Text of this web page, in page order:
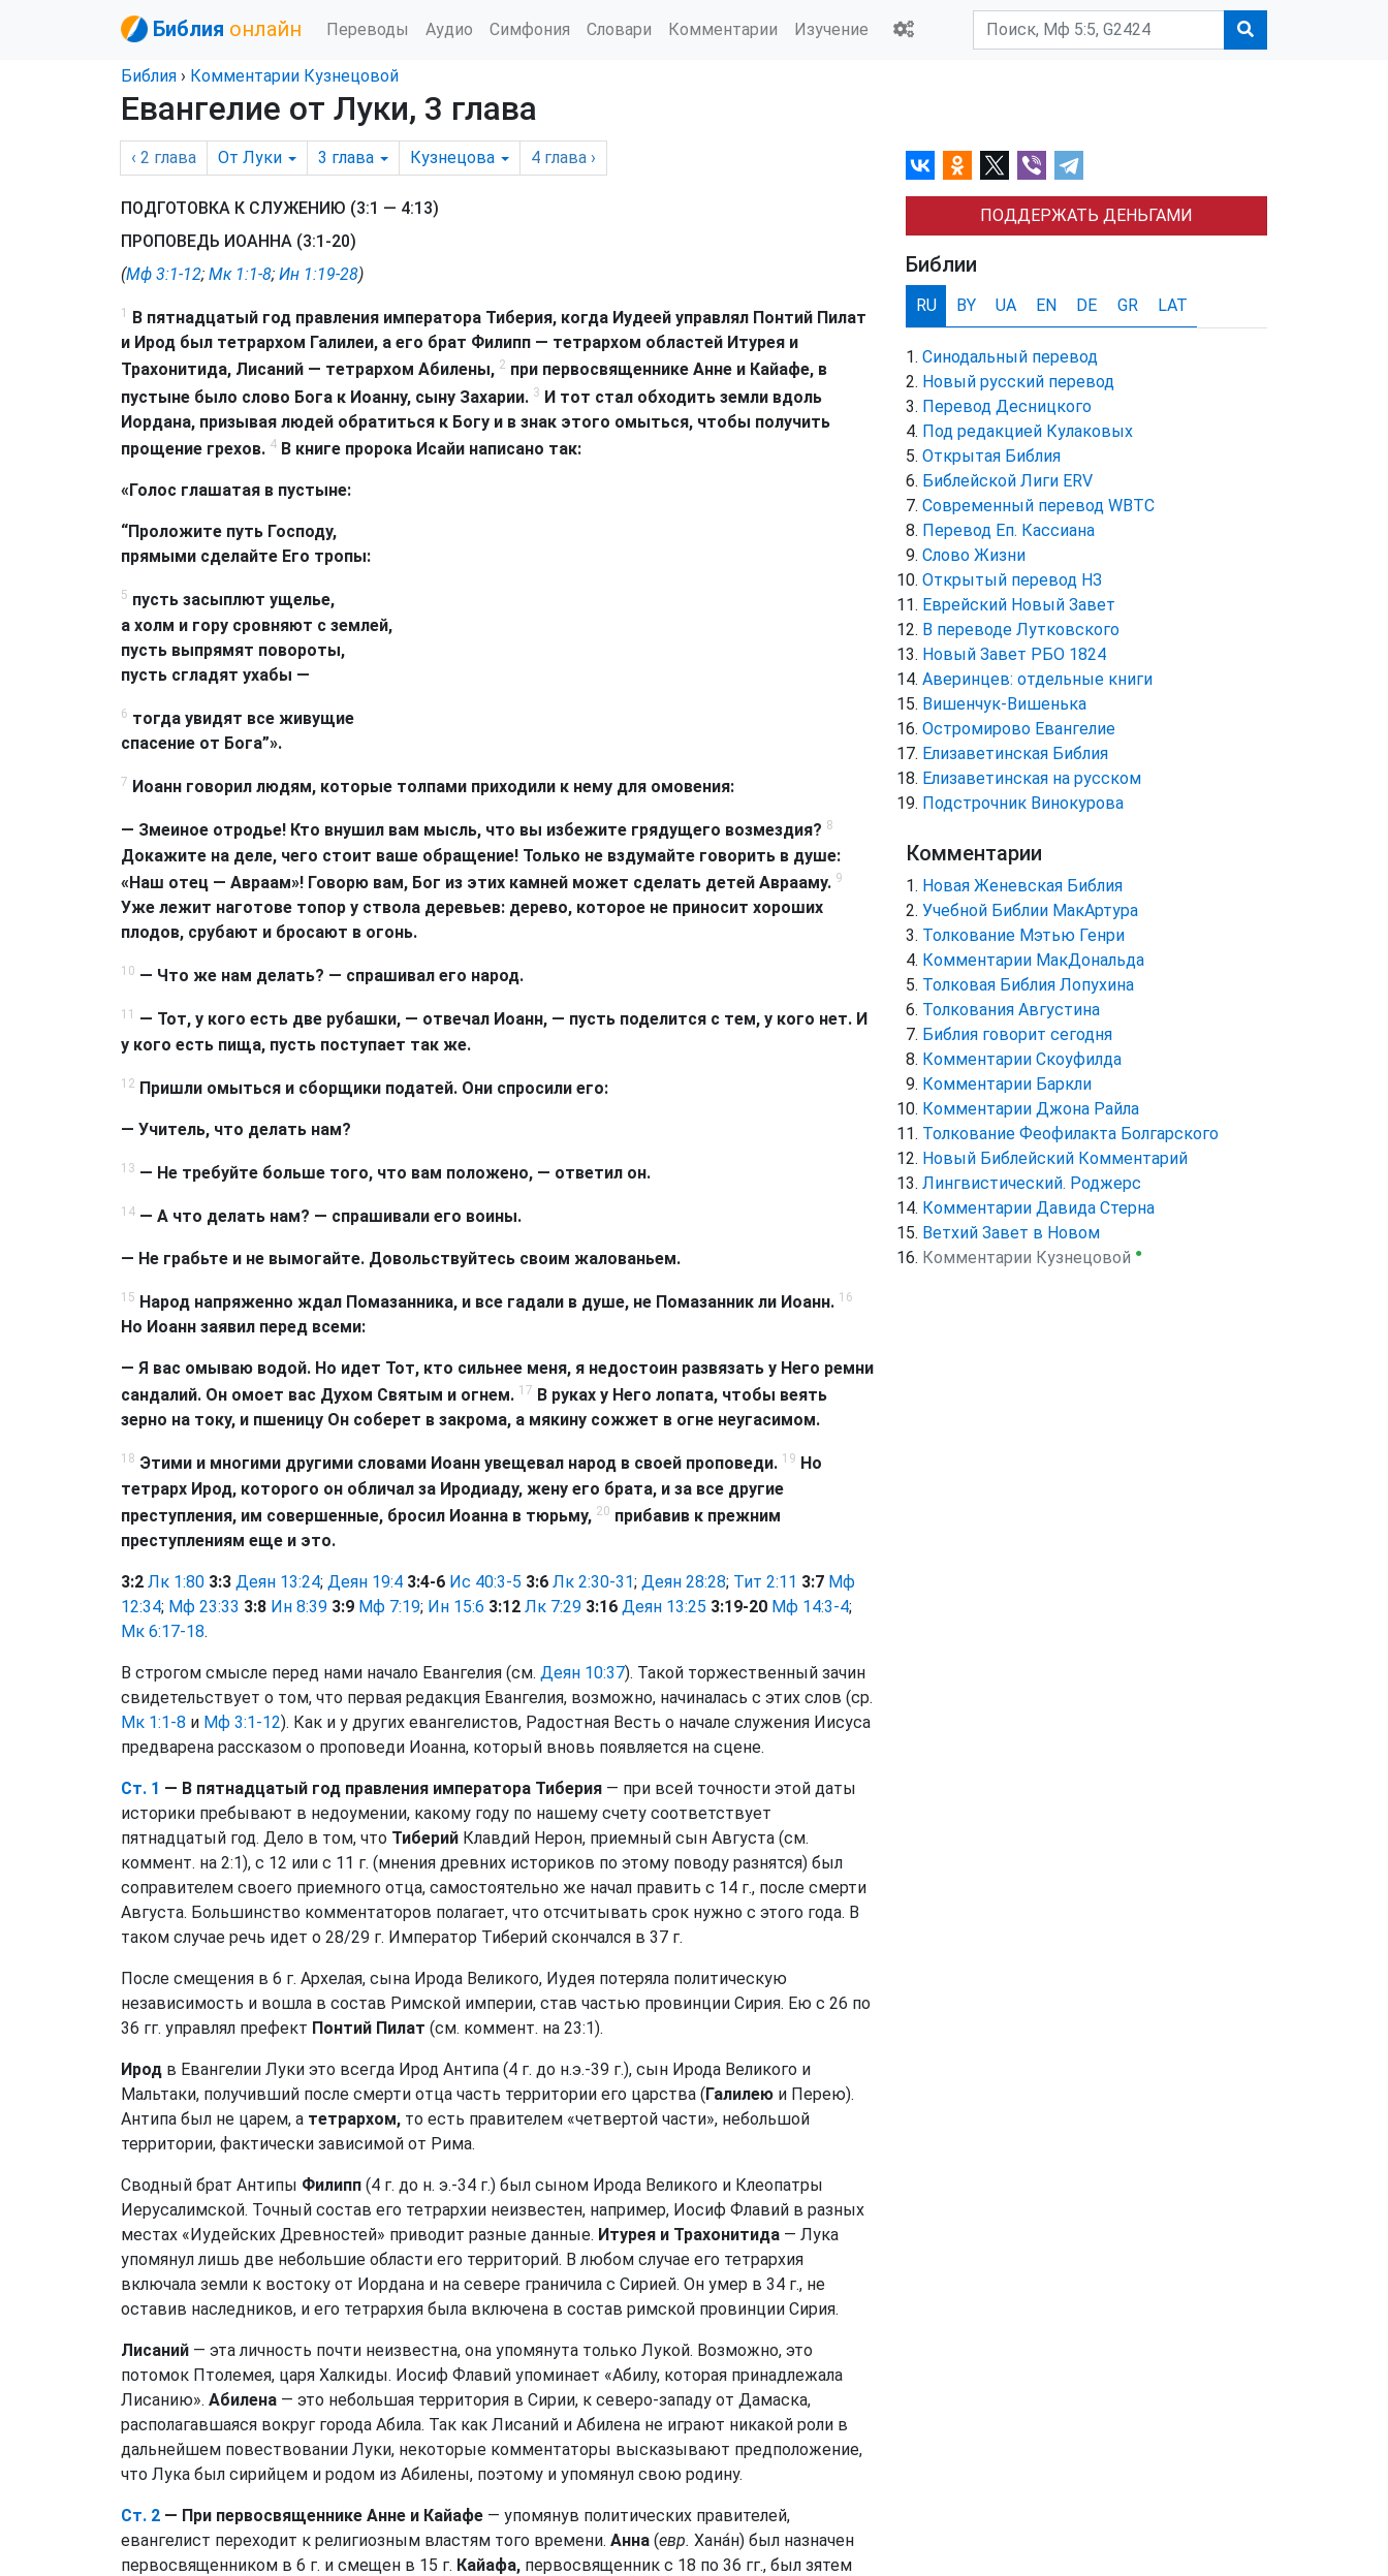
Библия онлайн Переводы Аудио Симфония Словари Комментарии Изучение
Библия › Комментарии Кузнецовой
Евангелие от Луки, 3 глава
‹ 2 глава От Луки 3 глава Кузнецова 4 глава ›
ПОДГОТОВКА К СЛУЖЕНИЮ (3:1 — 4:13)
ПРОПОВЕДЬ ИОАННА (3:1-20)
(Мф 3:1-12; Мк 1:1-8; Ин 1:19-28)
1
В пятнадцатый год правления императора Тиберия, когда Иудеей управлял Понтий Пилат
и Ирод был тетрархом Галилеи, а его брат Филипп — тетрархом областей Итурея и
Трахонитида, Лисаний — тетрархом Абилены, 2 при первосвященнике Анне и Кайафе, в
пустыне было слово Бога к Иоанну, сыну Захарии. 3 И тот стал обходить земли вдоль
Иордана, призывая людей обратиться к Богу и в знак этого омыться, чтобы получить
прощение грехов. 4 В книге пророка Исайи написано так:
«Голос глашатая в пустыне:
“Проложите путь Господу,
прямыми сделайте Его тропы:
5 пусть засыплют ущелье,
а холм и гору сровняют с землей,
пусть выпрямят повороты,
пусть сгладят ухабы —
6 тогда увидят все живущие
спасение от Бога”».
7 Иоанн говорил людям, которые толпами приходили к нему для омовения:
— Змеиное отродье! Кто внушил вам мысль, что вы избежите грядущего возмездия? 8
Докажите на деле, чего стоит ваше обращение! Только не вздумайте говорить в душе:
«Наш отец — Авраам»! Говорю вам, Бог из этих камней может сделать детей Аврааму. 9
Уже лежит наготове топор у ствола деревьев: дерево, которое не приносит хороших
плодов, срубают и бросают в огонь.
10 — Что же нам делать? — спрашивал его народ.
11
— Тот, у кого есть две рубашки, — отвечал Иоанн, — пусть поделится с тем, у кого нет. И
у кого есть пища, пусть поступает так же.
12 Пришли омыться и сборщики податей. Они спросили его:
— Учитель, что делать нам?
13 — Не требуйте больше того, что вам положено, — ответил он.
14 — А что делать нам? — спрашивали его воины.
— Не грабьте и не вымогайте. Довольствуйтесь своим жалованьем.
15 Народ напряженно ждал Помазанника, и все гадали в душе, не Помазанник ли Иоанн. 16
Но Иоанн заявил перед всеми:
— Я вас омываю водой. Но идет Тот, кто сильнее меня, я недостоин развязать у Него ремни
сандалий. Он омоет вас Духом Святым и огнем. 17 В руках у Него лопата, чтобы веять
зерно на току, и пшеницу Он соберет в закрома, а мякину сожжет в огне неугасимом.
18 Этими и многими другими словами Иоанн увещевал народ в своей проповеди. 19 Но
тетрарх Ирод, которого он обличал за Иродиаду, жену его брата, и за все другие
преступления, им совершенные, бросил Иоанна в тюрьму, 20 прибавив к прежним
преступлениям еще и это.
3:2 Лк 1:80 3:3 Деян 13:24; Деян 19:4 3:4-6 Ис 40:3-5 3:6 Лк 2:30-31; Деян 28:28; Тит 2:11 3:7 Мф
12:34; Мф 23:33 3:8 Ин 8:39 3:9 Мф 7:19; Ин 15:6 3:12 Лк 7:29 3:16 Деян 13:25 3:19-20 Мф 14:3-4;
Мк 6:17-18.
В строгом смысле перед нами начало Евангелия (см. Деян 10:37). Такой торжественный зачин
свидетельствует о том, что первая редакция Евангелия, возможно, начиналась с этих слов (ср.
Мк 1:1-8 и Мф 3:1-12). Как и у других евангелистов, Радостная Весть о начале служения Иисуса
предварена рассказом о проповеди Иоанна, который вновь появляется на сцене.
Ст. 1 — В пятнадцатый год правления императора Тиберия — при всей точности этой даты
историки пребывают в недоумении, какому году по нашему счету соответствует
пятнадцатый год. Дело в том, что Тиберий Клавдий Нерон, приемный сын Августа (см.
коммент. на 2:1), с 12 или с 11 г. (мнения древних историков по этому поводу разнятся) был
соправителем своего приемного отца, самостоятельно же начал править с 14 г., после смерти
Августа. Большинство комментаторов полагает, что отсчитывать срок нужно с этого года. В
таком случае речь идет о 28/29 г. Император Тиберий скончался в 37 г.
После смещения в 6 г. Архелая, сына Ирода Великого, Иудея потеряла политическую
независимость и вошла в состав Римской империи, став частью провинции Сирия. Ею с 26 по
36 гг. управлял префект Понтий Пилат (см. коммент. на 23:1).
Ирод в Евангелии Луки это всегда Ирод Антипа (4 г. до н.э.-39 г.), сын Ирода Великого и
Мальтаки, получивший после смерти отца часть территории его царства (Галилею и Перею).
Антипа был не царем, а тетрархом, то есть правителем «четвертой части», небольшой
территории, фактически зависимой от Рима.
Сводный брат Антипы Филипп (4 г. до н. э.-34 г.) был сыном Ирода Великого и Клеопатры
Иерусалимской. Точный состав его тетрархии неизвестен, например, Иосиф Флавий в разных
местах «Иудейских Древностей» приводит разные данные. Итурея и Трахонитида — Лука
упомянул лишь две небольшие области его территорий. В любом случае его тетрархия
включала земли к востоку от Иордана и на севере граничила с Сирией. Он умер в 34 г., не
оставив наследников, и его тетрархия была включена в состав римской провинции Сирия.
Лисаний — эта личность почти неизвестна, она упомянута только Лукой. Возможно, это
потомок Птолемея, царя Халкиды. Иосиф Флавий упоминает «Абилу, которая принадлежала
Лисанию». Абилена — это небольшая территория в Сирии, к северо-западу от Дамаска,
располагавшаяся вокруг города Абила. Так как Лисаний и Абилена не играют никакой роли в
дальнейшем повествовании Луки, некоторые комментаторы высказывают предположение,
что Лука был сирийцем и родом из Абилены, поэтому и упомянул свою родину.
Ст. 2 — При первосвященнике Анне и Кайафе — упомянув политических правителей,
евангелист переходит к религиозным властям того времени. Анна (евр. Хана́н) был назначен
первосвященником в 6 г. и смещен в 15 г. Кайафа, первосвященник с 18 по 36 гг., был зятем
ПОДДЕРЖАТЬ ДЕНЬГАМИ
Библии
RU BY UA EN DE GR LAT
Синодальный перевод
Новый русский перевод
Перевод Десницкого
Под редакцией Кулаковых
Открытая Библия
Библейской Лиги ERV
Cовременный перевод WBTC
Перевод Еп. Кассиана
Слово Жизни
Открытый перевод НЗ
Еврейский Новый Завет
В переводе Лутковского
Новый Завет РБО 1824
Аверинцев: отдельные книги
Вишенчук-Вишенька
Остромирово Евангелие
Елизаветинская Библия
Елизаветинская на русском
Подстрочник Винокурова
Комментарии
Новая Женевская Библия
Учебной Библии МакАртура
Толкование Мэтью Генри
Комментарии МакДональда
Толковая Библия Лопухина
Толкования Августина
Библия говорит сегодня
Комментарии Скоуфилда
Комментарии Баркли
Комментарии Джона Райла
Толкование Феофилакта Болгарского
Новый Библейский Комментарий
Лингвистический. Роджерс
Комментарии Давида Стерна
Ветхий Завет в Новом
Комментарии Кузнецовой ●